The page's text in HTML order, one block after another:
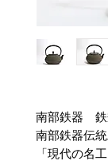
南部鉄器
南部鉄器伝
「現代の名